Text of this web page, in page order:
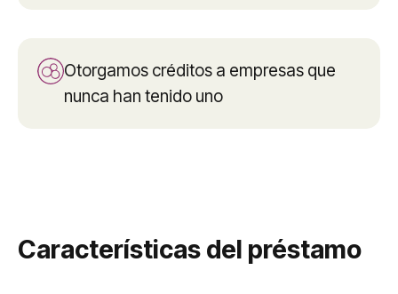
Otorgamos créditos a empresas que
nunca han tenido uno
Características del préstamo